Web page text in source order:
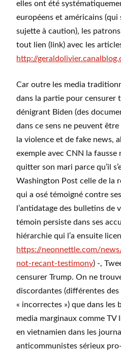
elles ont été
européens et américains
sujette à caution), les
tout lien (link) avec les
http://
Car outre les media
dans la partie pour censurer
dénigrant Biden (des
dans ce sens ne peuvent être
la violence et de fake news,
exemple avec CNN la
quitter son mari parce qu’il
Washington Post celle de la
qui a osé témoigné contre
l’antidatage des bulletins
témoin persiste dans ses
hiérarchie qui l’a ensuite
https://neonnettle.com/
not-recant-testimony) -,
censurer Trump. On ne
discordantes (différentes
« incorrectes ») que dans les
media marginaux comme
en vietnamien dans les
anticommunistes sérieux